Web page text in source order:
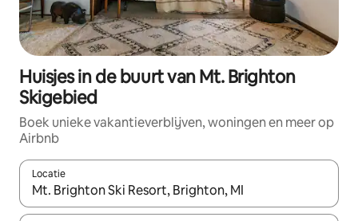
Huisjes in de buurt van Mt. Brighton
Skigebied
Boek unieke vakantieverblijven, woningen en meer op
Airbnb
Locatie
Wanneer er suggesties beschikbaar zijn, maak je een keuze